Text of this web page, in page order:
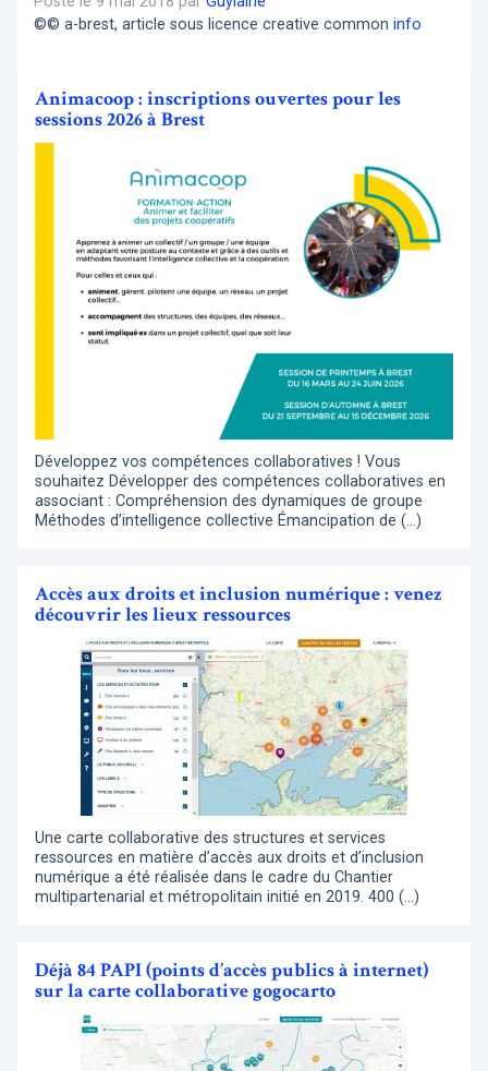
©© a-brest, article sous licence creative common info
Animacoop : inscriptions ouvertes pour les
sessions 2026 à Brest
Développez vos compétences collaboratives ! Vous
souhaitez Développer des compétences collaboratives en
associant : Compréhension des dynamiques de groupe
Méthodes d’intelligence collective Émancipation de (…)
Accès aux droits et inclusion numérique : venez
découvrir les lieux ressources
Une carte collaborative des structures et services
ressources en matière d’accès aux droits et d’inclusion
numérique a été réalisée dans le cadre du Chantier
multipartenarial et métropolitain initié en 2019. 400 (…)
Déjà 84 PAPI (points d’accès publics à internet)
sur la carte collaborative gogocarto